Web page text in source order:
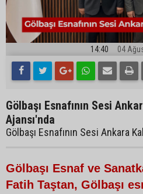
14:40 04
Gölbaşı Esnafının Sesi
Ajansı'nda
Gölbaşı Esnafının Sesi Ankara
Gölbaşı Esnaf ve
Fatih Taştan, Gölbaşı